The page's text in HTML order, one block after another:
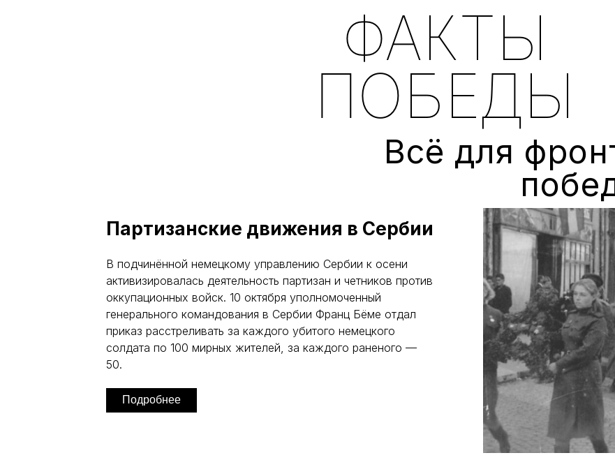
Партизанские движения в Сербии
В подчинённой немецкому управлению Сербии к осени
активизировалась деятельность партизан и четников против
оккупационных войск. 10 октября уполномоченный
генерального командования в Сербии Франц Бёме отдал
приказ расстреливать за каждого убитого немецкого
солдата по 100 мирных жителей, за каждого раненого —
50.
Подробнее
ФАКТЫ
ПОБЕДЫ
Всё для